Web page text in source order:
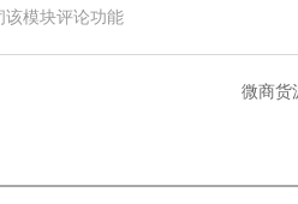
该模块评论功能
微商货